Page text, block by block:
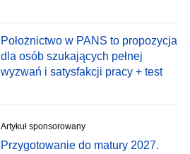
Położnictwo w PANS to propozycja
dla osób szukających pełnej
wyzwań i satysfakcji pracy + test
Artykuł sponsorowany
Przygotowanie do matury 2027.